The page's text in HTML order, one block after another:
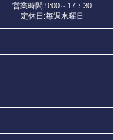
営業時間:9:00～17：30
定休日:毎週水曜日